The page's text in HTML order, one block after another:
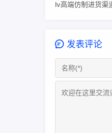
lv高端仿制进货渠
发表评论